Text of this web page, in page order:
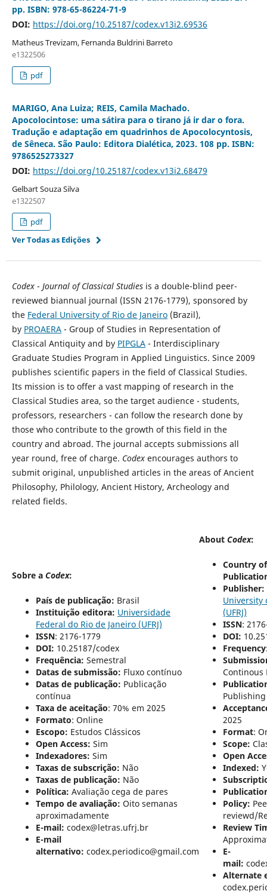
pp. ISBN: 978-65-86224-71-9
DOI: https://doi.org/10.25187/codex.v13i2.69536
Matheus Trevizam, Fernanda Buldrini Barreto
e1322506
pdf
MARIGO, Ana Luiza; REIS, Camila Machado.
Apocolocintose: uma sátira para o tirano já ir dar o fora.
Tradução e adaptação em quadrinhos de Apocolocyntosis,
de Sêneca. São Paulo: Editora Dialética, 2023. 108 pp. ISBN:
9786525273327
DOI: https://doi.org/10.25187/codex.v13i2.68479
Gelbart Souza Silva
e1322507
pdf
Ver Todas as Edições
Codex- Journal of Classical Studiesis a double-blind peer-
reviewed biannual journal (ISSN 2176-1779), sponsored by
the Federal University of Rio de Janeiro(Brazil),
by PROAERA- Group of Studies in Representation of
Classical Antiquity and by PIPGLA- Interdisciplinary
Graduate Studies Program in Applied Linguistics. Since 2009
publishes scientific papers in the field of Classical Studies.
Its mission is to offer a vast mapping of research in the
Classical Studies area, so the target audience - students,
professors, researchers - can follow the research done by
those who contribute to the growth of this field in the
country and abroad. The journal accepts submissions all
year round, free of charge. Codexencourages authors to
submit original, unpublished articles in the areas of Ancient
Philosophy, Philology, Ancient History, Archeology and
related fields.
Sobre a Codex:
País de publicação: Brasil
Instituição editora: Universidade
Federal do Rio de Janeiro (UFRJ)
ISSN: 2176-1779
DOI: 10.25187/codex
Frequência: Semestral
Datas de submissão: Fluxo contínuo
Datas de publicação: Publicação
contínua
Taxa de aceitação: 70% em 2025
Formato: Online
Escopo: Estudos Clássicos
Open Access: Sim
Indexadores: Sim
Taxas de subscrição: Não
Taxas de publicação: Não
Política: Avaliação cega de pares
Tempo de avaliação: Oito semanas
aproximadamente
E-mail: codex@letras.ufrj.br
E-mail
alternativo: codex.periodico@gmail.com
About Codex:
Country of
Publisher:
University
(UFRJ)
ISSN:
DOI:
Continous
Publishing
2025
Format:
Scope:
Open
Indexed:
Policy:
reviewd/
Review
E-
mail:
Alternate